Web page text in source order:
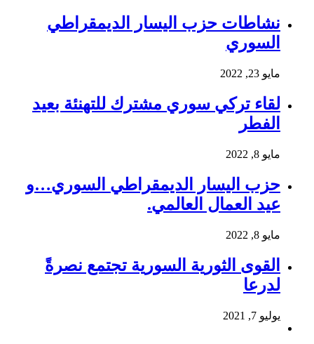
نشاطات حزب اليسار الديمقراطي
السوري
مايو 23, 2022
لقاء تركي سوري مشترك للتهنئة بعيد
الفطر
مايو 8, 2022
حزب اليسار الديمقراطي السوري…و
عيد العمال العالمي.
مايو 8, 2022
القوى الثورية السورية تجتمع نصرةً
لدرعا
يوليو 7, 2021